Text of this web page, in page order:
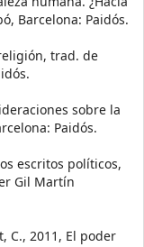
Barcelona: Paidós.
trad. de
sobre la
Paidós.
escritos políticos,
Gil Martín
C., 2011, El poder